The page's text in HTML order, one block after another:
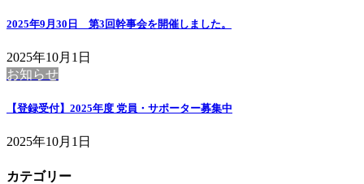
2025年9月30日 第3回幹事会を開催しました。
2025年10月1日
お知らせ
【登録受付】2025年度 党員・サポーター募集中
2025年10月1日
カテゴリー